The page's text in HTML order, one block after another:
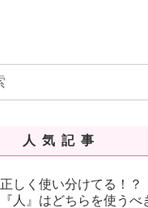
人気記事
正しく使い分けてる！？
『人』はどちらを使うべ